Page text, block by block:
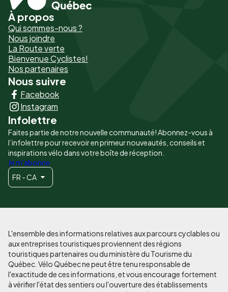
Pied
de
page
-
Liens
principaux
À propos
Qui sommes-nous ?
Nous joindre
La Route verte
Bienvenue Cyclistes!
Nos partenaires
Nous suivre
Facebook
Instagram
Infolettre
Faites partie de notre nouvelle communauté! Abonnez-vous à
l’infolettre pour recevoir en primeur nouveautés, conseils et
inspirations vélo dans votre boîte de réception.
Je m'abonne
FR - CA
L'ensemble des informations relatives aux parcours cyclables ou
aux entreprises touristiques proviennent des régions
touristiques partenaires ou du ministère du Tourisme du
Québec. Vélo Québec ne peut être tenu responsable de
l'exactitude de ces informations, et vous encourage fortement
à vérifier l'état des sentiers ou l'ouverture des établissements